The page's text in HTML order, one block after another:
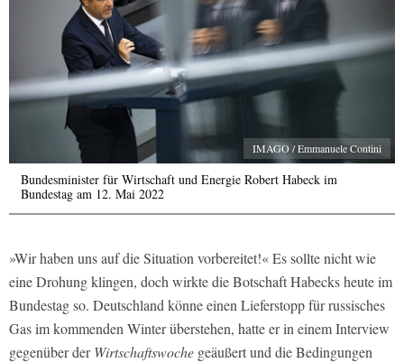
IMAGO / Emmanuele Contini
Bundesminister für Wirtschaft und Energie Robert Habeck im
Bundestag am 12. Mai 2022
»Wir haben uns auf die Situation vorbereitet!« Es sollte nicht wie
eine Drohung klingen, doch wirkte die Botschaft Habecks heute im
Bundestag so. Deutschland könne einen Lieferstopp für russisches
Gas im kommenden Winter überstehen, hatte er in einem Interview
gegenüber derWirtschaftswoche geäußert und die Bedingungen